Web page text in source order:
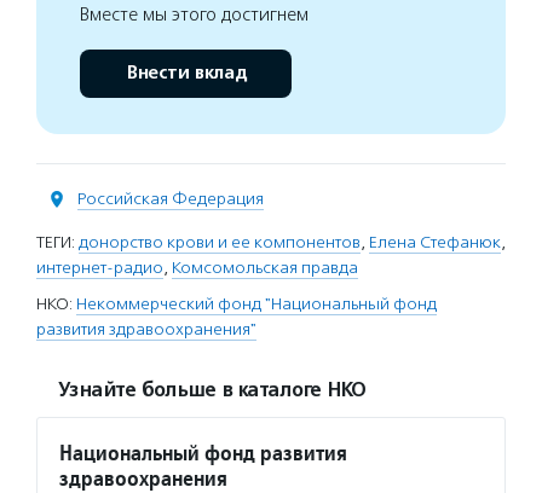
Вместе мы этого достигнем
Внести вклад
Российская Федерация
ТЕГИ: донорство крови и ее компонентов, Елена Стефанюк,
интернет-радио, Комсомольская правда
НКО: Некоммерческий фонд "Национальный фонд
развития здравоохранения"
Узнайте больше в каталоге НКО
Национальный фонд развития
здравоохранения